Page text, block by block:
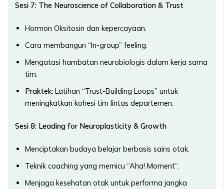
Sesi 7: The Neuroscience of Collaboration & Trust
Hormon Oksitosin dan kepercayaan.
Cara membangun “In-group” feeling.
Mengatasi hambatan neurobiologis dalam kerja sama
tim.
Praktek: Latihan “Trust-Building Loops” untuk
meningkatkan kohesi tim lintas departemen.
Sesi 8: Leading for Neuroplasticity & Growth
Menciptakan budaya belajar berbasis sains otak.
Teknik coaching yang memicu “Aha! Moment”.
Menjaga kesehatan otak untuk performa jangka